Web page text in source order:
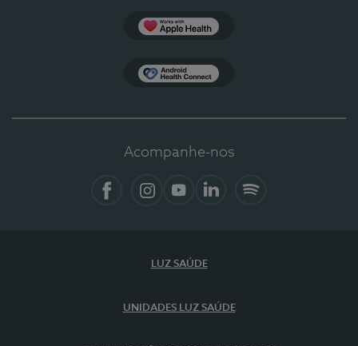
Acompanhe-nos
LUZ SAÚDE
UNIDADES LUZ SAÚDE